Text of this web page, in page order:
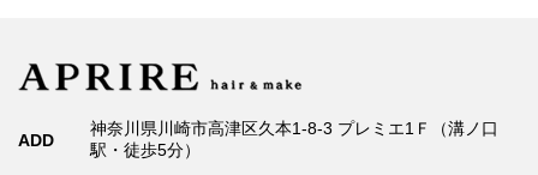
ADD
神奈川県川崎市高津区久本1-8-3 プレミエ1Ｆ（溝ノ口
駅・徒歩5分）